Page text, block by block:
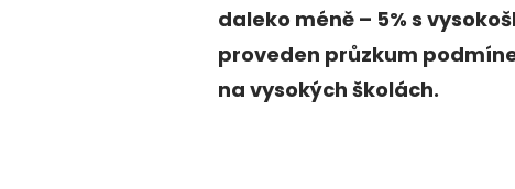
daleko méně – 5% s
proveden průzkum
na vysokých školách.